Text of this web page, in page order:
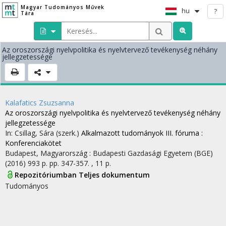
Magyar Tudományos Művek
Tára
hu ?
Az oroszországi nyelvpolitika és nyelvtervező tevékenység néhány
jellegzetessége
Kalafatics Zsuzsanna
Az oroszországi nyelvpolitika és nyelvtervező tevékenység néhány
jellegzetessége
In: Csillag, Sára (szerk.) Alkalmazott tudományok III. fóruma :
Konferenciakötet
Budapest, Magyarország : Budapesti Gazdasági Egyetem (BGE)
(2016) 993 p. pp. 347-357. , 11 p.
Repozitóriumban Teljes dokumentum
Tudományos